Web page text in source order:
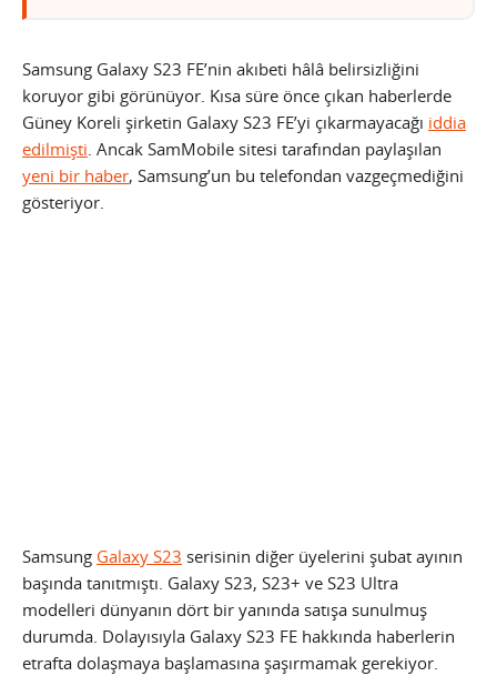
Samsung Galaxy S23 FE’nin akıbeti hâlâ belirsizliğini
koruyor gibi görünüyor. Kısa süre önce çıkan haberlerde
Güney Koreli şirketin Galaxy S23 FE’yi çıkarmayacağı iddia
edilmişti. Ancak SamMobile sitesi tarafından paylaşılan
yeni bir haber, Samsung’un bu telefondan vazgeçmediğini
gösteriyor.
Samsung Galaxy S23 serisinin diğer üyelerini şubat ayının
başında tanıtmıştı. Galaxy S23, S23+ ve S23 Ultra
modelleri dünyanın dört bir yanında satışa sunulmuş
durumda. Dolayısıyla Galaxy S23 FE hakkında haberlerin
etrafta dolaşmaya başlamasına şaşırmamak gerekiyor.